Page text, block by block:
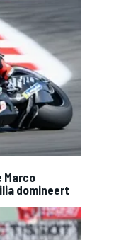
Marco
domineert